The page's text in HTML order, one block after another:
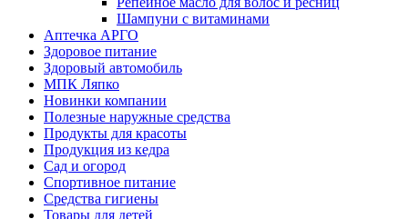
Шампуни с витаминами
Аптечка АРГО
Здоровое питание
Здоровый автомобиль
МПК Ляпко
Новинки компании
Полезные наружные средства
Продукты для красоты
Продукция из кедра
Сад и огород
Спортивное питание
Средства гигиены
Товары для детей